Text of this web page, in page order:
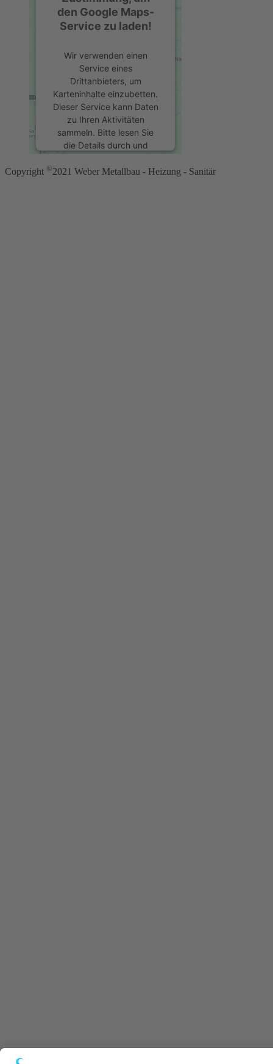
den Google Maps-
Service zu laden!
Wir verwenden einen
Service eines
Drittanbieters, um
Karteninhalte einzubetten.
Dieser Service kann Daten
zu Ihren Aktivitäten
sammeln. Bitte lesen Sie
die Details durch und
des Service zu, um diese
Copyright ©2021 Weber Metallbau - Heizung - Sanitär